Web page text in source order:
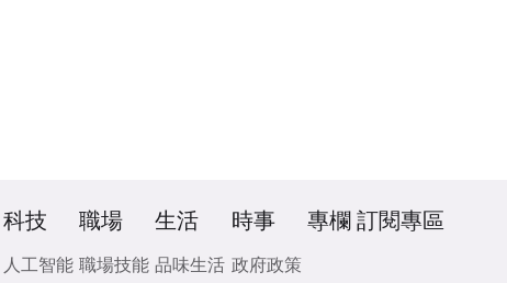
科技
人工智能
職場
職場技能
生活
品味生活
時事
政府政策
專欄 訂閱專區